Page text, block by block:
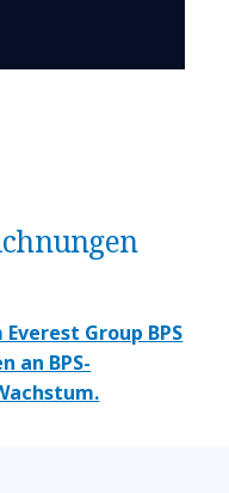
Group BPS
an BPS-